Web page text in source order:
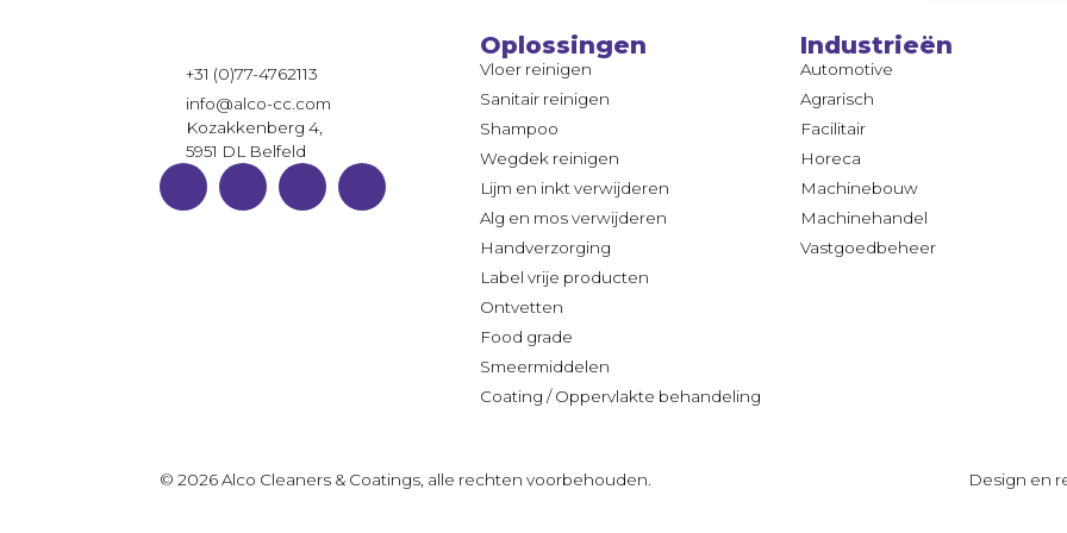
+31 (0)77-4762113
info@alco-cc.com
Kozakkenberg 4,
5951 DL Belfeld
Oplossingen
Vloer reinigen
Sanitair reinigen
Shampoo
Wegdek reinigen
Lijm en inkt verwijderen
Alg en mos verwijderen
Handverzorging
Label vrije producten
Ontvetten
Food grade
Smeermiddelen
Coating / Oppervlakte behandeling
Industrieën
Automotive
Agrarisch
Facilitair
Horeca
Machinebouw
Machinehandel
Vastgoedbeheer
© 2026 Alco Cleaners & Coatings, alle rechten voorbehouden. Design en